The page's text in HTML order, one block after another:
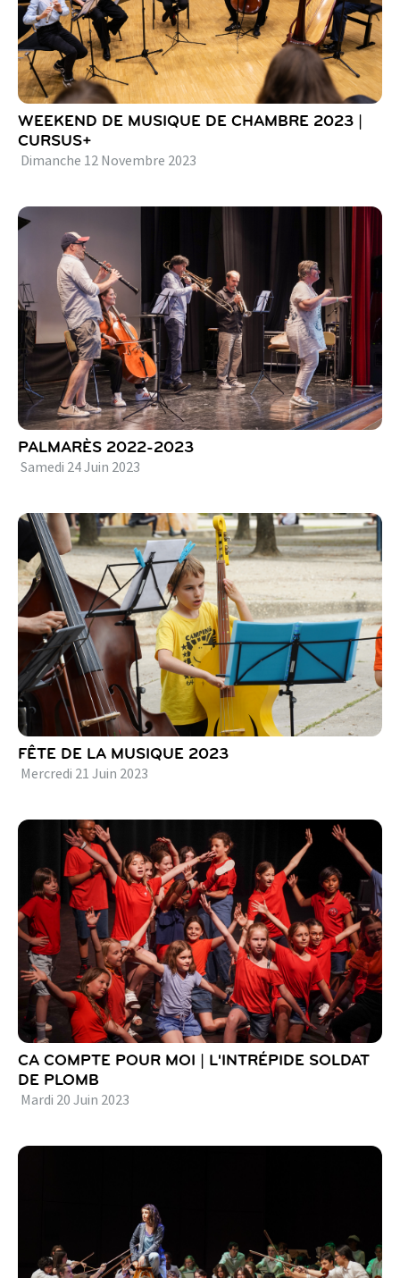
WEEKEND DE MUSIQUE DE CHAMBRE 2023 |
CURSUS+
Dimanche 12 Novembre 2023
PALMARÈS 2022-2023
Samedi 24Juin 2023
FÊTE DE LA MUSIQUE 2023
Mercredi 21 Juin 2023
CA COMPTE POUR MOI | L'INTRÉPIDE SOLDAT
DE PLOMB
Mardi 20 Juin 2023